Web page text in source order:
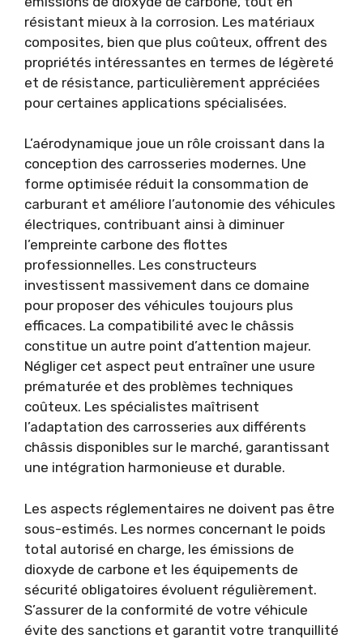
résistant mieux à la corrosion. Les matériaux
composites, bien que plus coûteux, offrent des
propriétés intéressantes en termes de légèreté
et de résistance, particulièrement appréciées
pour certaines applications spécialisées.
L’aérodynamique joue un rôle croissant dans la
conception des carrosseries modernes. Une
forme optimisée réduit la consommation de
carburant et améliore l’autonomie des véhicules
électriques, contribuant ainsi à diminuer
l’empreinte carbone des flottes
professionnelles. Les constructeurs
investissent massivement dans ce domaine
pour proposer des véhicules toujours plus
efficaces. La compatibilité avec le châssis
constitue un autre point d’attention majeur.
Négliger cet aspect peut entraîner une usure
prématurée et des problèmes techniques
coûteux. Les spécialistes maîtrisent
l’adaptation des carrosseries aux différents
châssis disponibles sur le marché, garantissant
une intégration harmonieuse et durable.
Les aspects réglementaires ne doivent pas être
sous-estimés. Les normes concernant le poids
total autorisé en charge, les émissions de
dioxyde de carbone et les équipements de
sécurité obligatoires évoluent régulièrement.
S’assurer de la conformité de votre véhicule
évite des sanctions et garantit votre tranquillité